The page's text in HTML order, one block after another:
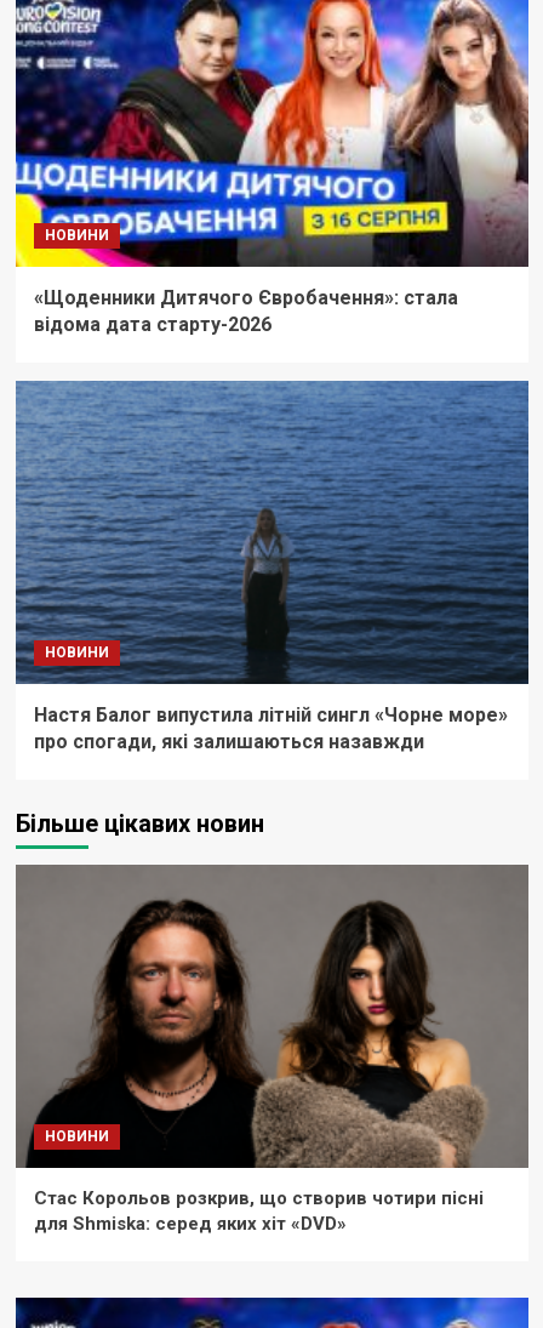
НОВИНИ
«Щоденники Дитячого Євробачення»: стала
відома дата старту-2026
НОВИНИ
Настя Балог випустила літній сингл «Чорне море»
про спогади, які залишаються назавжди
Більше цікавих новин
НОВИНИ
Стас Корольов розкрив, що створив чотири пісні
для Shmiska: серед яких хіт «DVD»